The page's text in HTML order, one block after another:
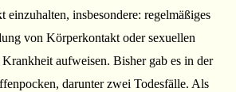
insbesondere: regelmäßiges
von Körperkontakt oder sexuellen
aufweisen. Bisher gab es in der
darunter zwei Todesfälle. Als